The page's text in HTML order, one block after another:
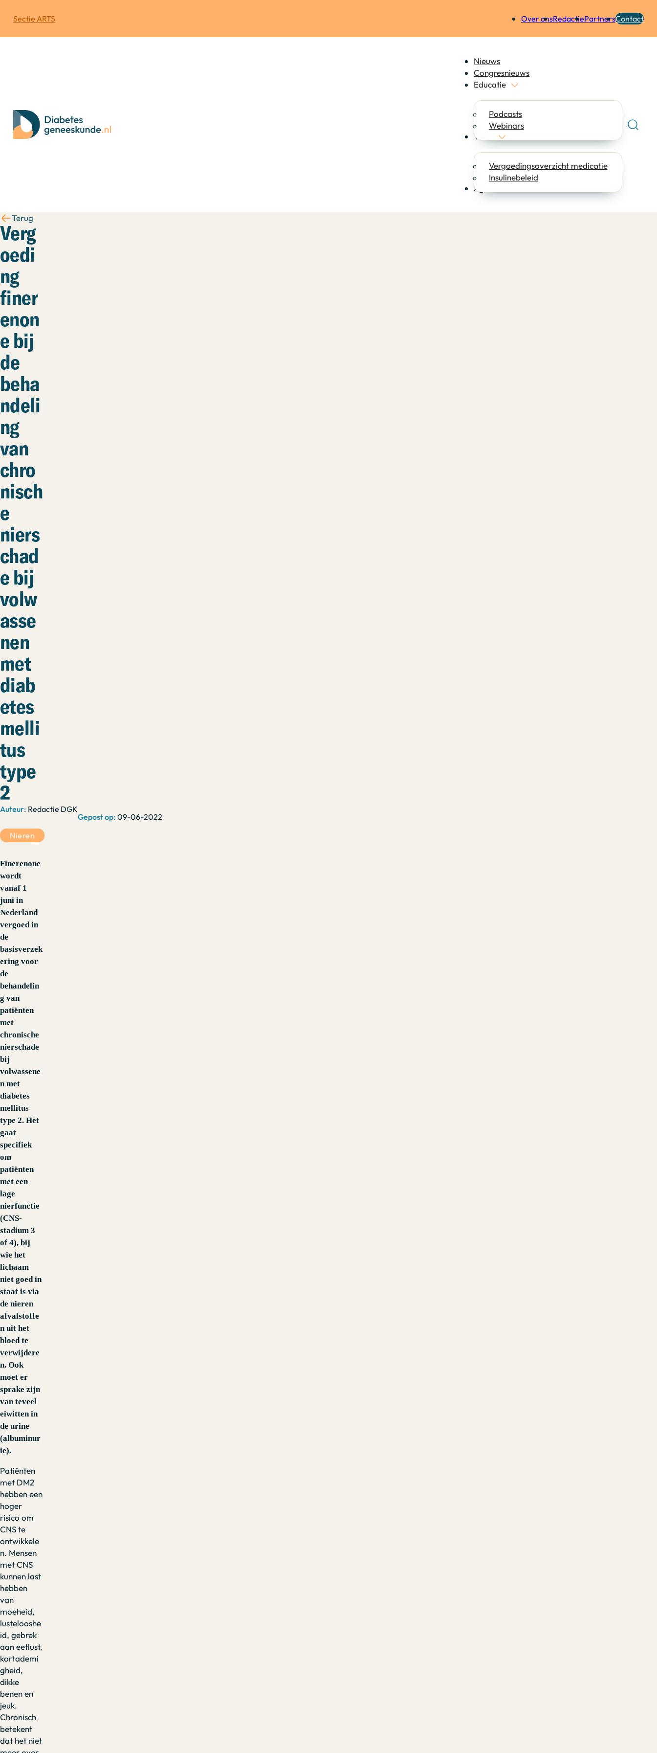
Sectie ARTS Over onsRedactiePartnersContact
Nieuws
Congresnieuws
Educatie
Podcasts
Webinars
Tools
Vergoedingsoverzicht medicatie
Insulinebeleid
Agenda
Terug
Verg
oedi
ng
finer
enon
e bij
de
beha
ndeli
ng
van
chro
nisch
e
niers
chad
e bij
volw
asse
nen
met
diab
etes
melli
tus
type
2
Redactie DGK
09-06-2022
Nieren
Finerenone
wordt
vanaf 1
juni in
Nederland
vergoed in
de
basisverzek
ering voor
de
behandelin
g van
patiënten
met
chronische
nierschade
bij
volwassene
n met
diabetes
mellitus
type 2. Het
gaat
specifiek
om
patiënten
met een
lage
nierfunctie
(CNS-
stadium 3
of 4), bij
wie het
lichaam
niet goed in
staat is via
de nieren
afvalstoffe
n uit het
bloed te
verwijdere
n. Ook
moet er
sprake zijn
van teveel
eiwitten in
de urine
(albuminur
ie).
Patiënten
met DM2
hebben een
hoger
risico om
CNS te
ontwikkele
n. Mensen
met CNS
kunnen last
hebben
van
moeheid,
lustelooshe
id, gebrek
aan eetlust,
kortademi
gheid,
dikke
benen en
jeuk.
Chronisch
betekent
dat het niet